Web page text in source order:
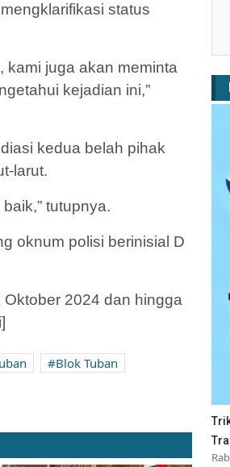
status
kami juga akan meminta
kejadian ini,”
kedua belah pihak
larut.
tutupnya.
oknum polisi berinisial D
2024 dan hingga
Blok Tuban